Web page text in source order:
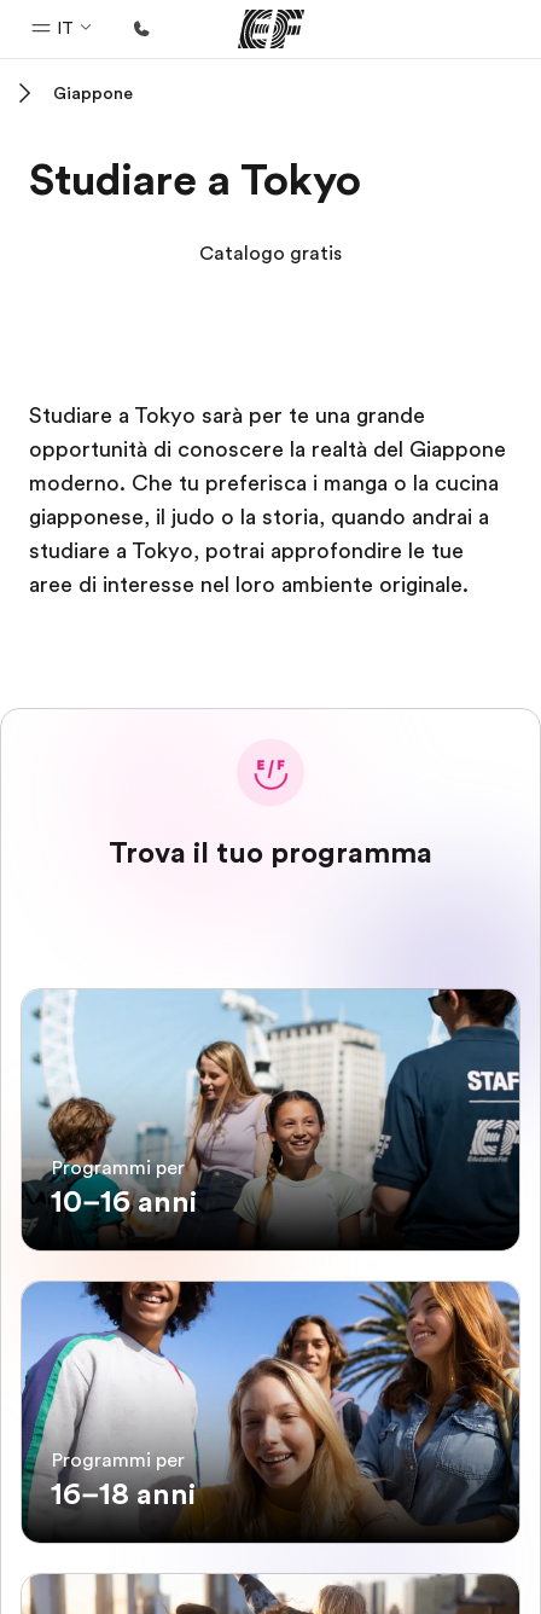
IT
Programmi
La nostra organizzazione
Carriera
Lavora con noi
Giappone
Studiare a Tokyo
Catalogo gratis
Studiare a Tokyo sarà per te una grande
opportunità di conoscere la realtà del Giappone
moderno. Che tu preferisca i manga o la cucina
giapponese, il judo o la storia, quando andrai a
studiare a Tokyo, potrai approfondire le tue
aree di interesse nel loro ambiente originale.
Trova il tuo programma
Programmi per
10–16 anni
Programmi per
16–18 anni